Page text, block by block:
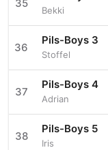
35
Bekki
36
Pils-Boys 3
Stoffel
37
Pils-Boys 4
Adrian
38
Pils-Boys 5
Iris